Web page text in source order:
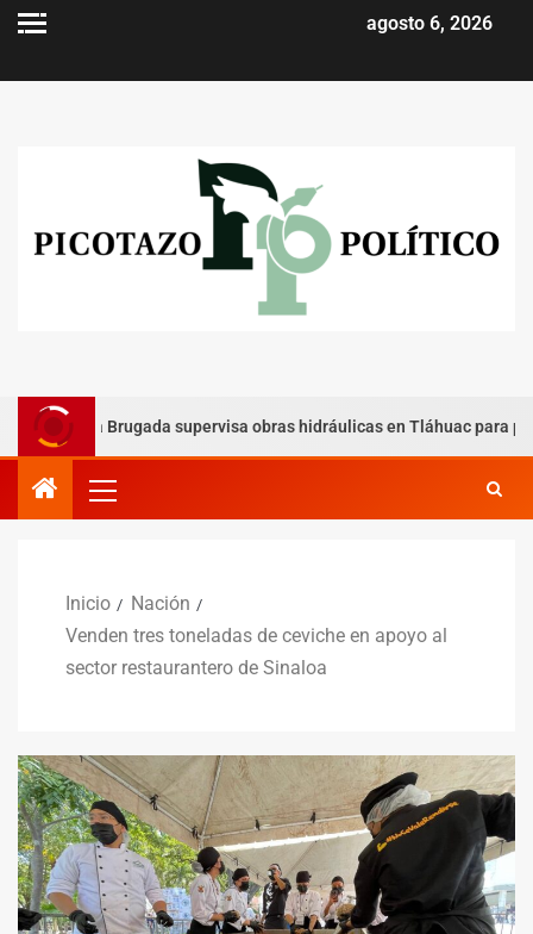
agosto 6, 2026
Brugada supervisa obras hidráulicas en Tláhuac para prevenir
Inicio
Nación
Venden tres toneladas de ceviche en apoyo al
sector restaurantero de Sinaloa